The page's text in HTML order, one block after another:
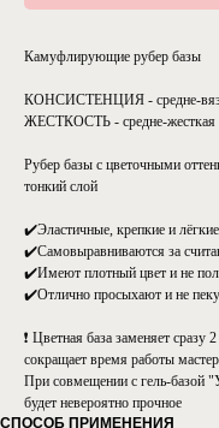
Камуфлирующие рубер базы
КОНСИСТЕНЦИЯ - средне-
ЖЕСТКОСТЬ - средне-жесткая
Рубер базы с цветочными
тонкий слой
✔️Эластичные, крепкие и
✔️Самовыравниваются за
✔️Имеют плотный цвет и не
✔️Отлично просыхают и не
❗ Цветная база заменяет сразу
сокращает время работы
При совмещении с гель-базой
будет невероятно прочное
СПОСОБ ПРИМЕНЕНИЯ